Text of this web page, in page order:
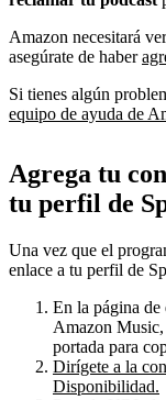
Amazon necesitará
asegúrate de haber
Si tienes algún
equipo de ayuda de
Agrega tu
tu perfil de
Una vez que el
enlace a tu perfil de
En la página de
Amazon
portada para
Dirígete a la
Disponibilidad.